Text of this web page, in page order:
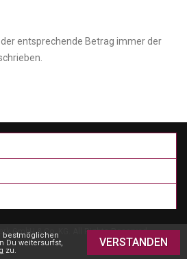
der entsprechende Betrag immer der
GmbH & Co. KG. All Rights Reserved.
bestmöglichen
Du weitersurfst,
zu.
VERSTANDEN